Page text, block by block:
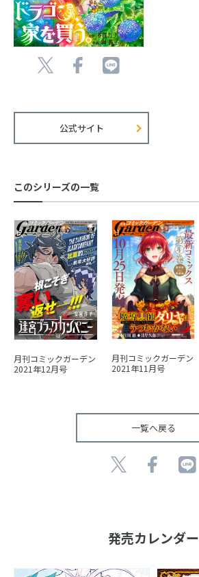
公式サイト
このシリーズの一覧
月刊コミックガーデン
2021年12月号
月刊コミックガーデン
2021年11月号
一覧へ戻る
発売カレンダー